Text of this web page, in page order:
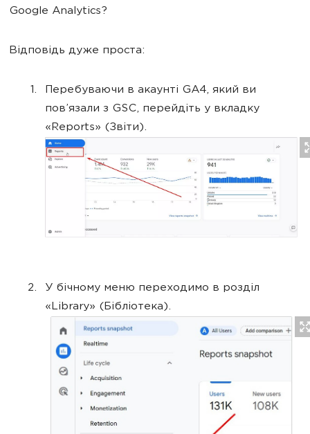
Google Analytics?
Відповідь дуже проста:
Перебуваючи в акаунті GA4, який ви
пов’язали з GSC, перейдіть у вкладку
«Reports» (Звіти).
У бічному меню переходимо в розділ
«Library» (Бібліотека).